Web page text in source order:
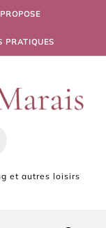
PRATIQUES
et autres loisirs